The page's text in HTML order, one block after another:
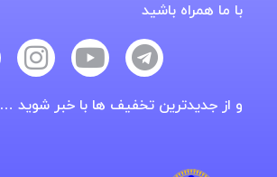
با ما همراه باشید
و از جدیدترین تخفیف ها با خبر شوید …